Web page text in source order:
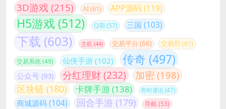
3D游戏 (215) AI(61) APP源码(119)
H5游戏 (512) Q萌(57) 三国 (103)
下载 (603) 主机 (44) 交易平台 (66) 交易所(61)
交易系统 (49) 仙侠手游 (102) 传奇 (497)
公众号 (93) 分红理财 (232) 加密 (198)
区块链 (180) 卡牌手游(138) 即时通讯 (47)
商城源码(104) 回合手游 (179) 导航(53)